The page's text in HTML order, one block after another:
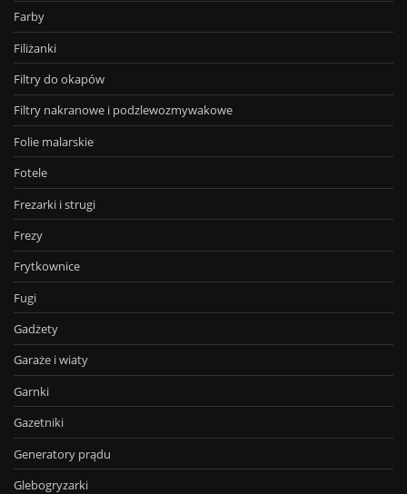
Farby
Filiżanki
Filtry do okapów
Filtry nakranowe i podzlewozmywakowe
Folie malarskie
Fotele
Frezarki i strugi
Frezy
Frytkownice
Fugi
Gadżety
Garaże i wiaty
Garnki
Gazetniki
Generatory prądu
Glebogryzarki